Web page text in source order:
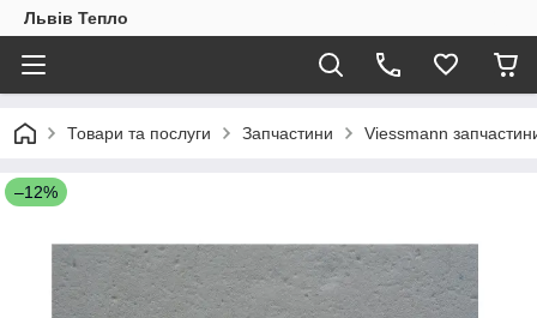
Львів Тепло
Товари та послуги Запчастини Viessmann
–12%